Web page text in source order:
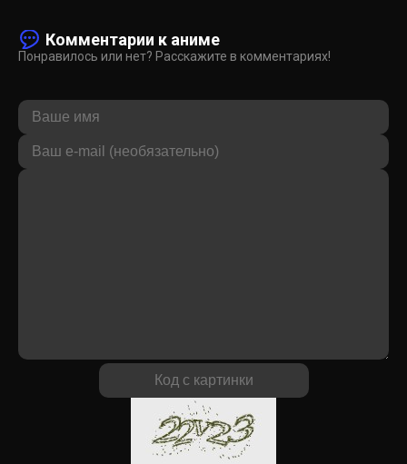
Комментарии к аниме
Понравилось или нет? Расскажите в комментариях!